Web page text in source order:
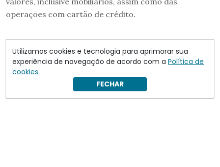
operações com cartão de crédito.
Utilizamos cookies e tecnologia para aprimorar sua
experiência de navegação de acordo com a Política de
cookies.
FECHAR